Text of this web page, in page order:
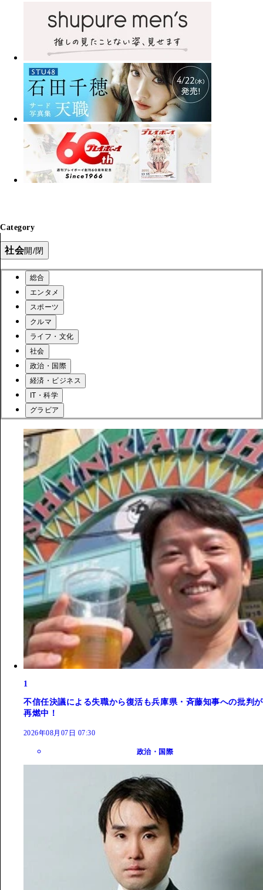
Category
社会開/閉
総合
エンタメ
スポーツ
クルマ
ライフ・文化
社会
政治・国際
経済・ビジネス
IT・科学
グラビア
1
不信任決議による失職から復活も兵庫県・斉藤知事への批判が
再燃中！
2026年08月07日 07:30
政治・国際